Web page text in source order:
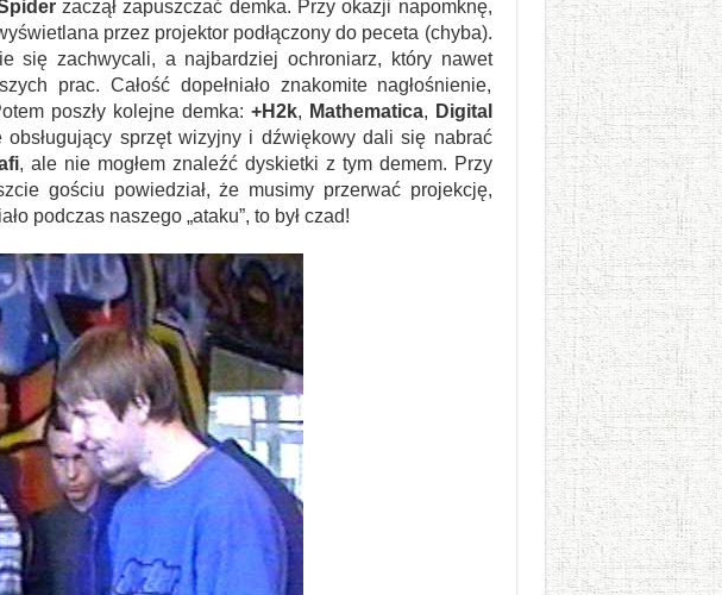
zaczął zapuszczać demka. Przy okazji napomknę,
przez projektor podłączony do peceta (chyba).
się zachwycali, a najbardziej ochroniarz, który nawet
prac. Całość dopełniało znakomite nagłośnienie,
poszły kolejne demka: +H2k, Mathematica, Digital
obsługujący sprzęt wizyjny i dźwiękowy dali się nabrać
, ale nie mogłem znaleźć dyskietki z tym demem. Przy
gościu powiedział, że musimy przerwać projekcję,
podczas naszego „ataku”, to był czad!